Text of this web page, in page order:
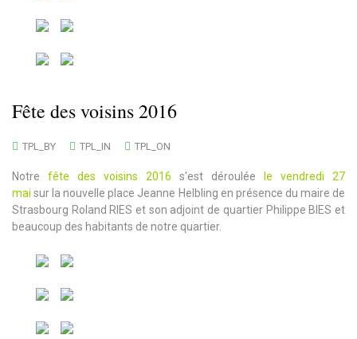
Fête des voisins 2016
TPL_BY TPL_IN TPL_ON
Notre fête des voisins 2016 s'est déroulée
le vendredi 27
mai sur la nouvelle place Jeanne Helbling en présence du maire de
Strasbourg Roland RIES et son adjoint de quartier Philippe BIES et
beaucoup des habitants de notre quartier.